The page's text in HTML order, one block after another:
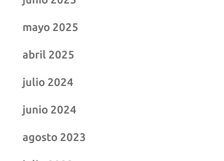
mayo 2025
abril 2025
julio 2024
junio 2024
agosto 2023